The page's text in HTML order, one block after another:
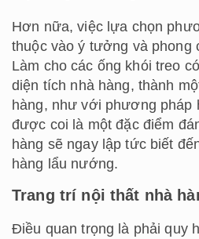
Hơn nữa, việc lựa chọn
thuộc vào ý tưởng và phong
Làm cho các ống khói treo
diện tích nhà hàng, thành
hàng, như với phương pháp
được coi là một đặc điểm
hàng sẽ ngay lập tức biết
hàng lẩu nướng.
Trang trí nội thất nhà
Điều quan trọng là phải quy